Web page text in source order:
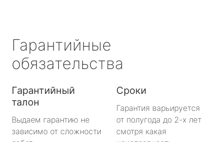
Гарантийные
обязательства
Гарантийный
талон
Выдаем гарантию не
зависимо от сложности
Сроки
Гарантия варьируется
от полугода до 2-х лет
смотря какая